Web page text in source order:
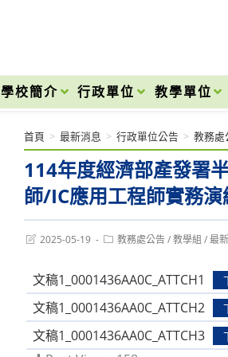
學校簡介 行政單位 教學單位
114年度經濟部產發署
師/IC應用工程師實務
首頁 > 最新消息 > 行政單位公告 > 教務處
Post2025-05-19
Post教務處公告 / 教學組 / 最
文稿1_0001436AA0C_ATTCH1
文稿1_0001436AA0C_ATTCH2
文稿1_0001436AA0C_ATTCH3